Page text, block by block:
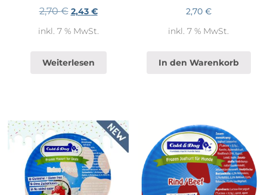
2,70€ Ursprünglicher
war:
2,43 €Aktueller
ist:
inkl. 7 % MwSt.
Weiterlesen
2,70 €
inkl. 7 % MwSt.
In den Warenkorb